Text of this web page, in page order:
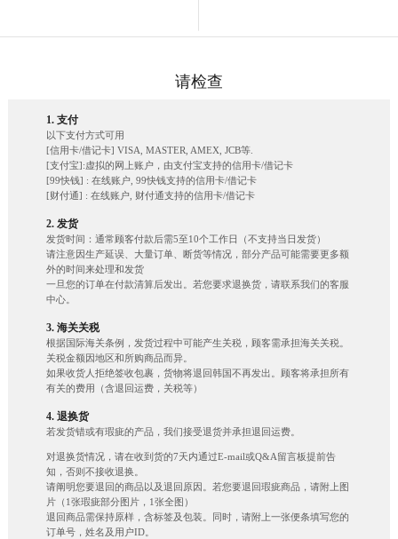
请检查
1. 支付
以下支付方式可用
[信用卡/借记卡] VISA, MASTER, AMEX, JCB等.
[支付宝]:虚拟的网上账户，由支付宝支持的信用卡/借记卡
[99快钱] : 在线账户, 99快钱支持的信用卡/借记卡
[财付通] : 在线账户, 财付通支持的信用卡/借记卡
2. 发货
发货时间：通常顾客付款后需5至10个工作日（不支持当日发货）
请注意因生产延误、大量订单、断货等情况，部分产品可能需要更多额
外的时间来处理和发货
一旦您的订单在付款清算后发出。若您要求退换货，请联系我们的客服
中心。
3. 海关关税
根据国际海关条例，发货过程中可能产生关税，顾客需承担海关关税。
关税金额因地区和所购商品而异。
如果收货人拒绝签收包裹，货物将退回韩国不再发出。顾客将承担所有
有关的费用（含退回运费，关税等）
4. 退换货
若发货错或有瑕疵的产品，我们接受退货并承担退回运费。
对退换货情况，请在收到货的7天内通过E-mail或Q&A留言板提前告
知，否则不接收退换。
请阐明您要退回的商品以及退回原因。若您要退回瑕疵商品，请附上图
片（1张瑕疵部分图片，1张全图）
退回商品需保持原样，含标签及包装。同时，请附上一张便条填写您的
订单号，姓名及用户ID。